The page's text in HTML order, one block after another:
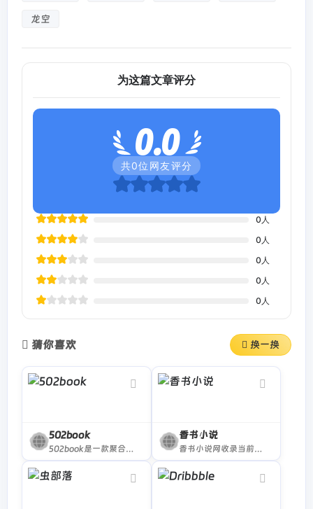
龙空
为这篇文章评分
0.0
共0位网友评分
0 人
0 人
0 人
0 人
0 人
猜你喜欢 换一换
502book
502book是一款聚合全网资源的免费小说搜索引擎，支持玄幻、言情、穿越、悬疑等多类型全本小说在线阅读，界面简洁无广告，搜索速度快。
香书小说
香书小说网收录当前热门网络小说，提供免费最新章节阅读，分类齐全，界面简洁，适合喜爱玄幻、都市、仙侠、言情等题材的小说爱好者。